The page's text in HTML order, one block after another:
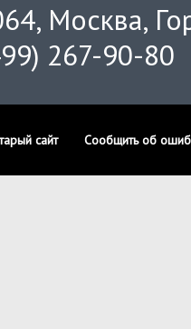
Москва,
267-90-80
сайт Сообщить об